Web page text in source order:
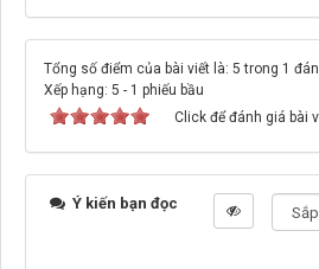
Tổng số điểm của bài viết là: 5 trong 1
Xếp hạng: 5 - 1 phiếu bầu
Click để đánh giá bài
Ý kiến bạn đọc